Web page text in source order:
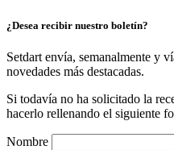
¿Desea recibir nuestro boletín?
Setdart envía, semanalmente y
novedades más destacadas.
Si todavía no ha solicitado la
hacerlo rellenando el siguiente
Nombre